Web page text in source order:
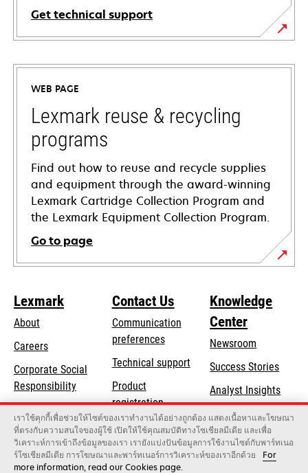
Get technical support
opens
in
new
tab
WEB PAGE
Lexmark reuse & recycling
programs
Find out how to reuse and recycle supplies
and equipment through the award-winning
Lexmark Cartridge Collection Program and
the Lexmark Equipment Collection Program.
Go to page
Lexmark
About
Careers
Corporate Social
Responsibilityopens
in
a
new
tab
Sustainability
Lexmark Partners
Contact Us
Communication
preferences
Technical supportopens
new
tab
Product
registration
Find a dealer
Knowledge
Center
Newsroom
Success Stories
Analyst Insights
เราใช้คุกกี้เพื่อช่วยให้ไซต์ของเราทำงานได้อย่างถูกต้อง แสดงเนื้อหาและโฆษณา
ที่ตรงกับความสนใจของผู้ใช้ เปิดให้ใช้คุณสมบัติทางโซเชียลมีเดีย และเพื่อ
วิเคราะห์การเข้าถึงข้อมูลของเรา เรายังแบ่งปันข้อมูลการใช้งานไซต์กับพาร์ทเนอ
ร์โซเชียลมีเดีย การโฆษณาและพาร์ทเนอร์การวิเคราะห์ของเราอีกด้วย
For
more information, read our Cookies page.